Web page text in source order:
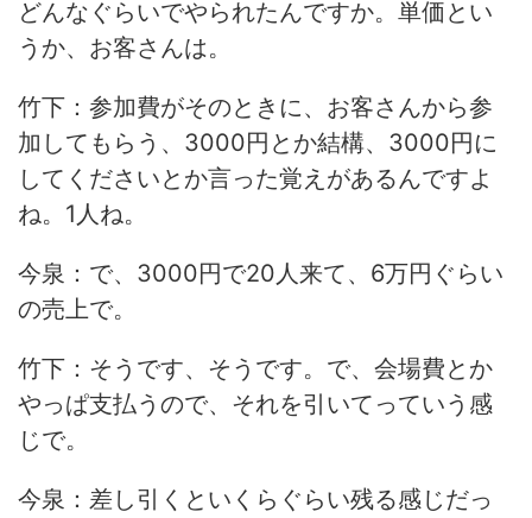
どんなぐらいでやられたんですか。単価とい
うか、お客さんは。
竹下：参加費がそのときに、お客さんから参
加してもらう、3000円とか結構、3000円に
してくださいとか言った覚えがあるんですよ
ね。1人ね。
今泉：で、3000円で20人来て、6万円ぐらい
の売上で。
竹下：そうです、そうです。で、会場費とか
やっぱ支払うので、それを引いてっていう感
じで。
今泉：差し引くといくらぐらい残る感じだっ